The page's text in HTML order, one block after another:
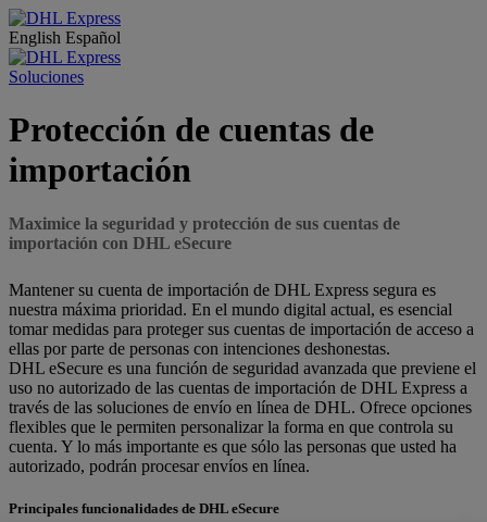
English Español
Soluciones
Protección de cuentas de
importación
Maximice la seguridad y protección de sus cuentas de
importación con DHL eSecure
Mantener su cuenta de importación de DHL Express segura es
nuestra máxima prioridad. En el mundo digital actual, es esencial
tomar medidas para proteger sus cuentas de importación de acceso a
ellas por parte de personas con intenciones deshonestas.
DHL eSecure es una función de seguridad avanzada que previene el
uso no autorizado de las cuentas de importación de DHL Express a
través de las soluciones de envío en línea de DHL. Ofrece opciones
flexibles que le permiten personalizar la forma en que controla su
cuenta. Y lo más importante es que sólo las personas que usted ha
autorizado, podrán procesar envíos en línea.
Principales funcionalidades de DHL eSecure